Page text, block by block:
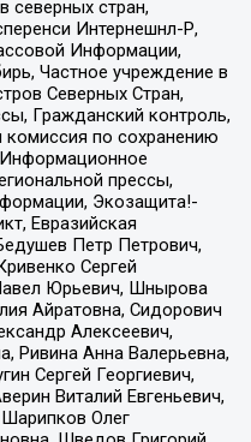
северных стран,
Интернешнл-Р,
Информации,
Частное учреждение в
Северных Стран,
Гражданский контроль,
по сохранению
прессы,
Экозащита!-
Евразийская
Петр Петрович,
Сергей
Юрьевич, Шнырова
Айратовна, Сидорович
Алексеевич,
Ривина Анна Валерьевна,
Сергей Георгиевич,
Виталий Евгеньевич,
Олег